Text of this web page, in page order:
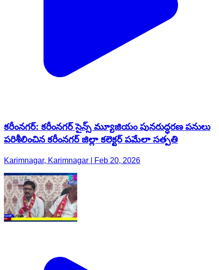
కరీంనగర్: కరీంనగర్ సైన్స్ మ్యూజియం పునరుద్ధరణ పనులు
పరిశీలించిన కరీంనగర్ జిల్లా కలెక్టర్ పమేలా సత్పతి
Karimnagar, Karimnagar | Feb 20, 2026